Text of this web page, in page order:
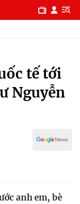
tế tới
Nguyễn
anh em, bè